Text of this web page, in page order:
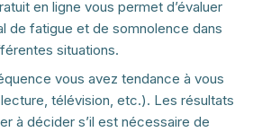
en ligne vous permet d’évaluer
de fatigue et de somnolence dans
situations.
vous avez tendance à vous
télévision, etc.). Les résultats
à décider s’il est nécessaire de